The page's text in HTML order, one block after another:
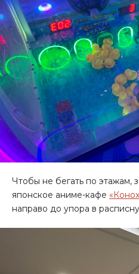
Чтобы не бегать по этажам,
японское аниме-кафе
направо до упора в